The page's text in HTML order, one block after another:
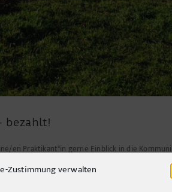
Zustimmung verwalten
bezahlt!
en Praktikant*in gerne Einblick in die